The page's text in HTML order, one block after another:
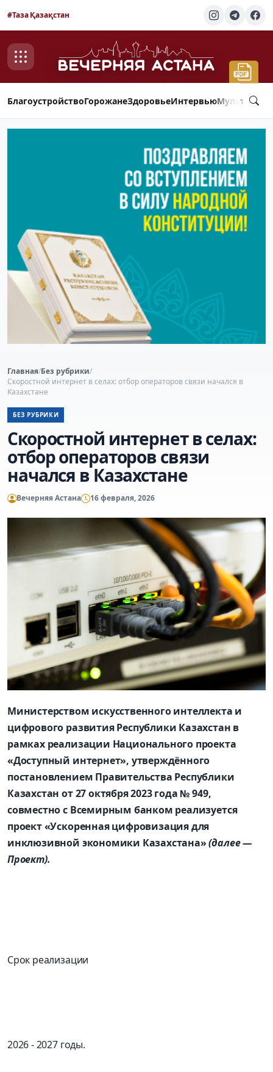
#Таза Қазақстан
БлагоустройствоГорожанеЗдоровьеИнтервью
Главная/Без рубрики/
Скоростной интернет в селах: отбор операторов связи начался в
Казахстане
БЕЗ РУБРИКИ
Скоростной интернет в селах:
отбор операторов связи
начался в Казахстане
Вечерняя Астана 16 февраля, 2026
Министерством искусственного интеллекта и
цифрового развития Республики Казахстан в
рамках реализации Национального проекта
«Доступный интернет», утверждённого
постановлением Правительства Республики
Казахстан от 27 октября 2023 года № 949,
совместно с Всемирным банком реализуется
проект «Ускоренная цифровизация для
инклюзивной экономики Казахстана»(далее —
Проект).
Срок реализации
2026 - 2027 годы.